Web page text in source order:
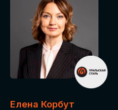
Елена Корбут